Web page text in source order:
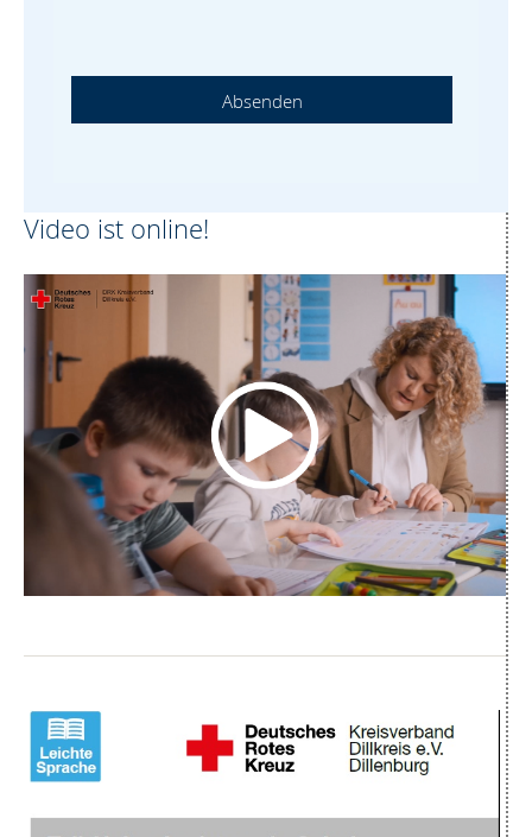
Video ist online!